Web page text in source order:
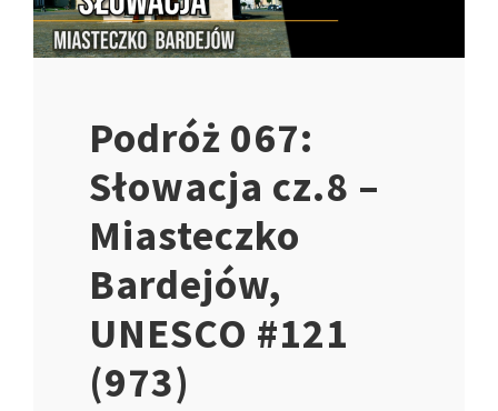
Podróż 067:
Słowacja cz.8 –
Miasteczko
Bardejów,
UNESCO #121
(973)